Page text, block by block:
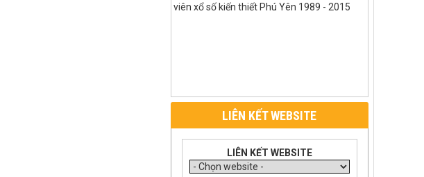
viên xổ số kiến thiết Phú Yên 1989 - 2015
LIÊN KẾT WEBSITE
LIÊN KẾT WEBSITE